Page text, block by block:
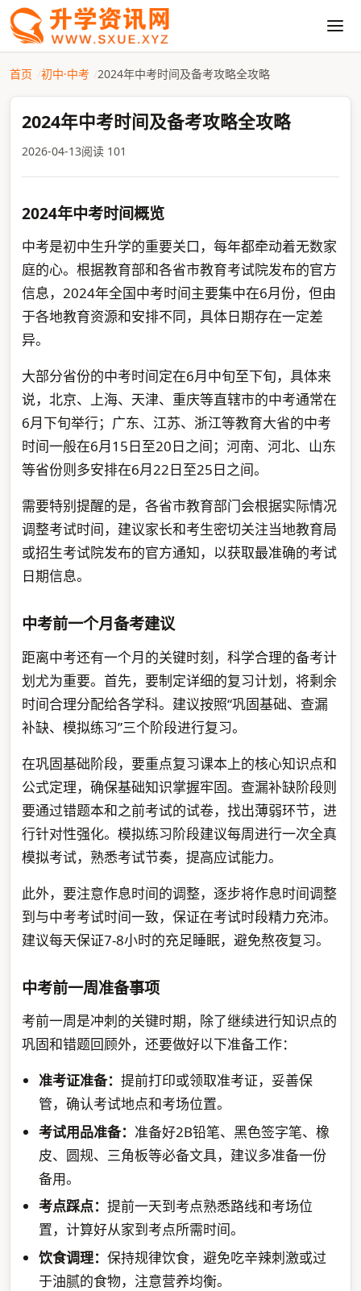
首页 初中·中考 2024年中考时间及备考攻略全攻略
2024年中考时间及备考攻略全攻略
2026-04-13阅读 101
2024年中考时间概览
中考是初中生升学的重要关口，每年都牵动着无数家
庭的心。根据教育部和各省市教育考试院发布的官方
信息，2024年全国中考时间主要集中在6月份，但由
于各地教育资源和安排不同，具体日期存在一定差
异。
大部分省份的中考时间定在6月中旬至下旬，具体来
说，北京、上海、天津、重庆等直辖市的中考通常在
6月下旬举行；广东、江苏、浙江等教育大省的中考
时间一般在6月15日至20日之间；河南、河北、山东
等省份则多安排在6月22日至25日之间。
需要特别提醒的是，各省市教育部门会根据实际情况
调整考试时间，建议家长和考生密切关注当地教育局
或招生考试院发布的官方通知，以获取最准确的考试
日期信息。
中考前一个月备考建议
距离中考还有一个月的关键时刻，科学合理的备考计
划尤为重要。首先，要制定详细的复习计划，将剩余
时间合理分配给各学科。建议按照“巩固基础、查漏
补缺、模拟练习”三个阶段进行复习。
在巩固基础阶段，要重点复习课本上的核心知识点和
公式定理，确保基础知识掌握牢固。查漏补缺阶段则
要通过错题本和之前考试的试卷，找出薄弱环节，进
行针对性强化。模拟练习阶段建议每周进行一次全真
模拟考试，熟悉考试节奏，提高应试能力。
此外，要注意作息时间的调整，逐步将作息时间调整
到与中考考试时间一致，保证在考试时段精力充沛。
建议每天保证7-8小时的充足睡眠，避免熬夜复习。
中考前一周准备事项
考前一周是冲刺的关键时期，除了继续进行知识点的
巩固和错题回顾外，还要做好以下准备工作：
准考证准备：提前打印或领取准考证，妥善保
管，确认考试地点和考场位置。
考试用品准备： 准备好2B铅笔、黑色签字笔、橡
皮、圆规、三角板等必备文具，建议多准备一份
备用。
考点踩点：提前一天到考点熟悉路线和考场位
置，计算好从家到考点所需时间。
饮食调理：保持规律饮食，避免吃辛辣刺激或过
于油腻的食物，注意营养均衡。